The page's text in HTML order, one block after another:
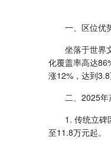
一、区位优
坐落于世界
化覆盖率高达
涨12%，达到
二、2025
1. 传统立碑
至11.8万元起。